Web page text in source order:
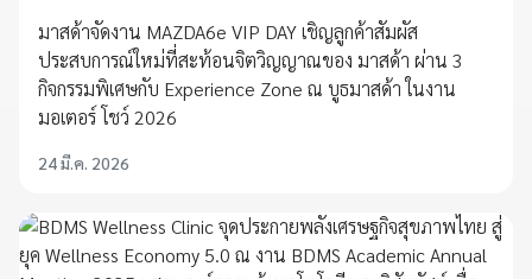
มาสด้าจัดงาน MAZDA6e VIP DAY เชิญลูกค้าสัมผัส
ประสบการณ์ใหม่ที่สะท้อนจิตวิญญาณของ มาสด้า ผ่าน 3
กิจกรรมพิเศษกับ Experience Zone ณ บูธมาสด้า ในงาน
มอเตอร์ โชว์ 2026
24 มี.ค. 2026